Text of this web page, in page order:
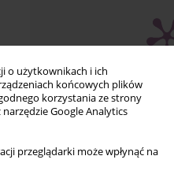
o użytkownikach i ich
końcowych plików
korzystania ze strony
Google Analytics
przeglądarki może wpłynąć na